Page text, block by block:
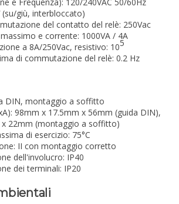
(su/giù, interbloccato)
del contatto del relè: 250Vac
e corrente: 1000VA / 4A
a 8A/250Vac, resistivo: 105
di commutazione del relè: 0.2 Hz
DIN, montaggio a soffitto
98mm x 17.5mm x 56mm (guida DIN),
22mm (montaggio a soffitto)
di esercizio: 75°C
II con montaggio corretto
dell'involucro: IP40
dei terminali: IP20